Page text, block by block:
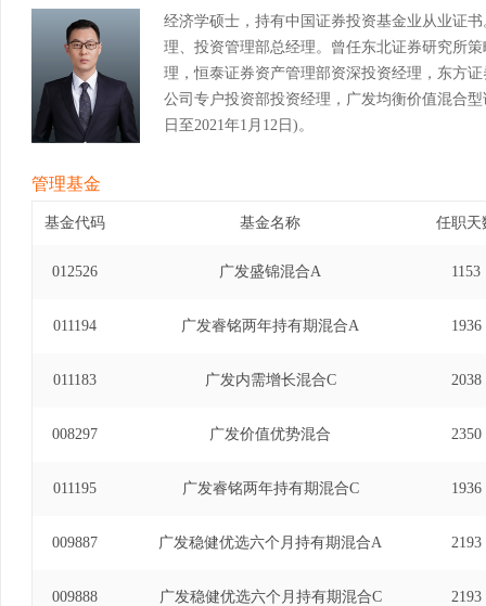
经济学硕士，持有中国证券投资基金业从业证
理、投资管理部总经理。曾任东北证券研究所
理，恒泰证券资产管理部资深投资经理，东方
公司专户投资部投资经理，广发均衡价值混合
日至2021年1月12日)。
管理基金
基金代码 基金名称 任职天
012526 广发盛锦混合A 1153
011194 广发睿铭两年持有期混合A 1936
011183 广发内需增长混合C 2038
008297 广发价值优势混合 2350
011195 广发睿铭两年持有期混合C 1936
009887 广发稳健优选六个月持有期混合A 2193
009888 广发稳健优选六个月持有期混合C 2193